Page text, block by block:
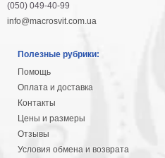
(050) 049-40-99
info@macrosvit.com.ua
Полезные рубрики:
Помощь
Оплата и доставка
Контакты
Цены и размеры
Отзывы
Условия обмена и возврата